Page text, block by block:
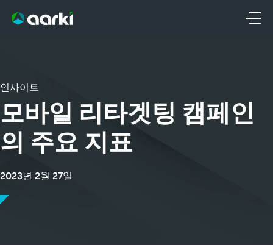
너
기
인사이트
모바일 리타겟팅 캠페인
의 주요 지표
2023년 2월 27일